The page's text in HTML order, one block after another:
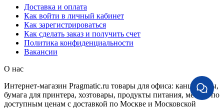
Доставка и оплата
Как войти в личный кабинет
Как зарегистрироваться
Как сделать заказ и получить счет
Политика конфиденциальности
Вакансии
О нас
Интернет-магазин Pragmatic.ru товары для офиса: канцтовары,
бумага для принтера, хозтовары, продукты питания, мебель по
доступным ценам с доставкой по Москве и Московской